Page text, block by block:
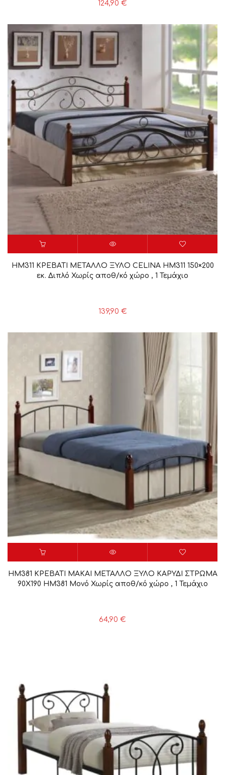
124,90 €
HM311 ΚΡΕΒΑΤΙ ΜΕΤΑΛΛΟ ΞΥΛΟ CELINA HM311 150×200
εκ. Διπλό Χωρίς αποθ/κό χώρο , 1 Τεμάχιο
139,90 €
HM381 ΚΡΕΒΑΤΙ MAKAI ΜΕΤΑΛΛΟ ΞΥΛΟ ΚΑΡΥΔΙ ΣΤΡΩΜΑ
90X190 HM381 Μονό Χωρίς αποθ/κό χώρο , 1 Τεμάχιο
64,90 €